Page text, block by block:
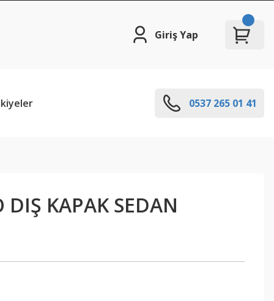
Giriş Yap
0537 265 01 41
DIŞ KAPAK SEDAN